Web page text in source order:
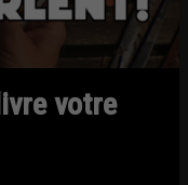
votre